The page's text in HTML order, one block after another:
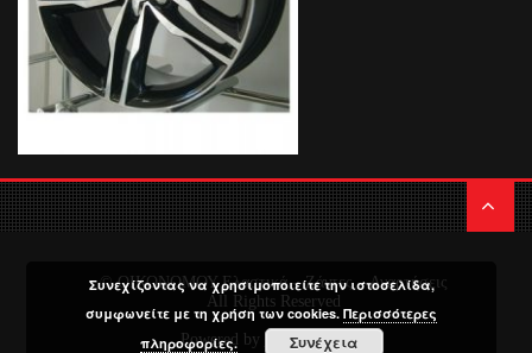
© ΟΙΚΟΝΟΜΟΥ Ελαστικά – Ζάντες – Αναρτήσεις
All Rights Reserved
Powered by Media Planners
Συνεχίζοντας να χρησιμοποιείτε την ιστοσελίδα,
συμφωνείτε με τη χρήση των cookies.Περισσότερες
πληροφορίες.
Συνέχεια